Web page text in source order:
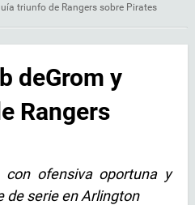
triunfo de Rangers sobre Pirates
deGrom y
Rangers
con ofensiva oportuna y
de serie en Arlington